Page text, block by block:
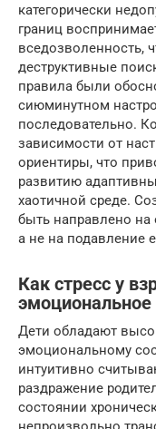
категорически
границ
вседозволенность,
деструктивные
правила были
сиюминутном
последовательно.
зависимости от
ориентиры, что
развитию
хаотичной среде.
быть направлено на
а не на подавление
Как стресс у
эмоциональное
Дети обладают
эмоциональному
интуитивно
раздражение
состоянии